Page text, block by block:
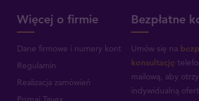
Więcej o firmie
Dane firmowe i numery kont
Regulamin
Realizacja zamówień
Bezpłatne
Umów się na
konsultację
mailową, aby
indywidualną